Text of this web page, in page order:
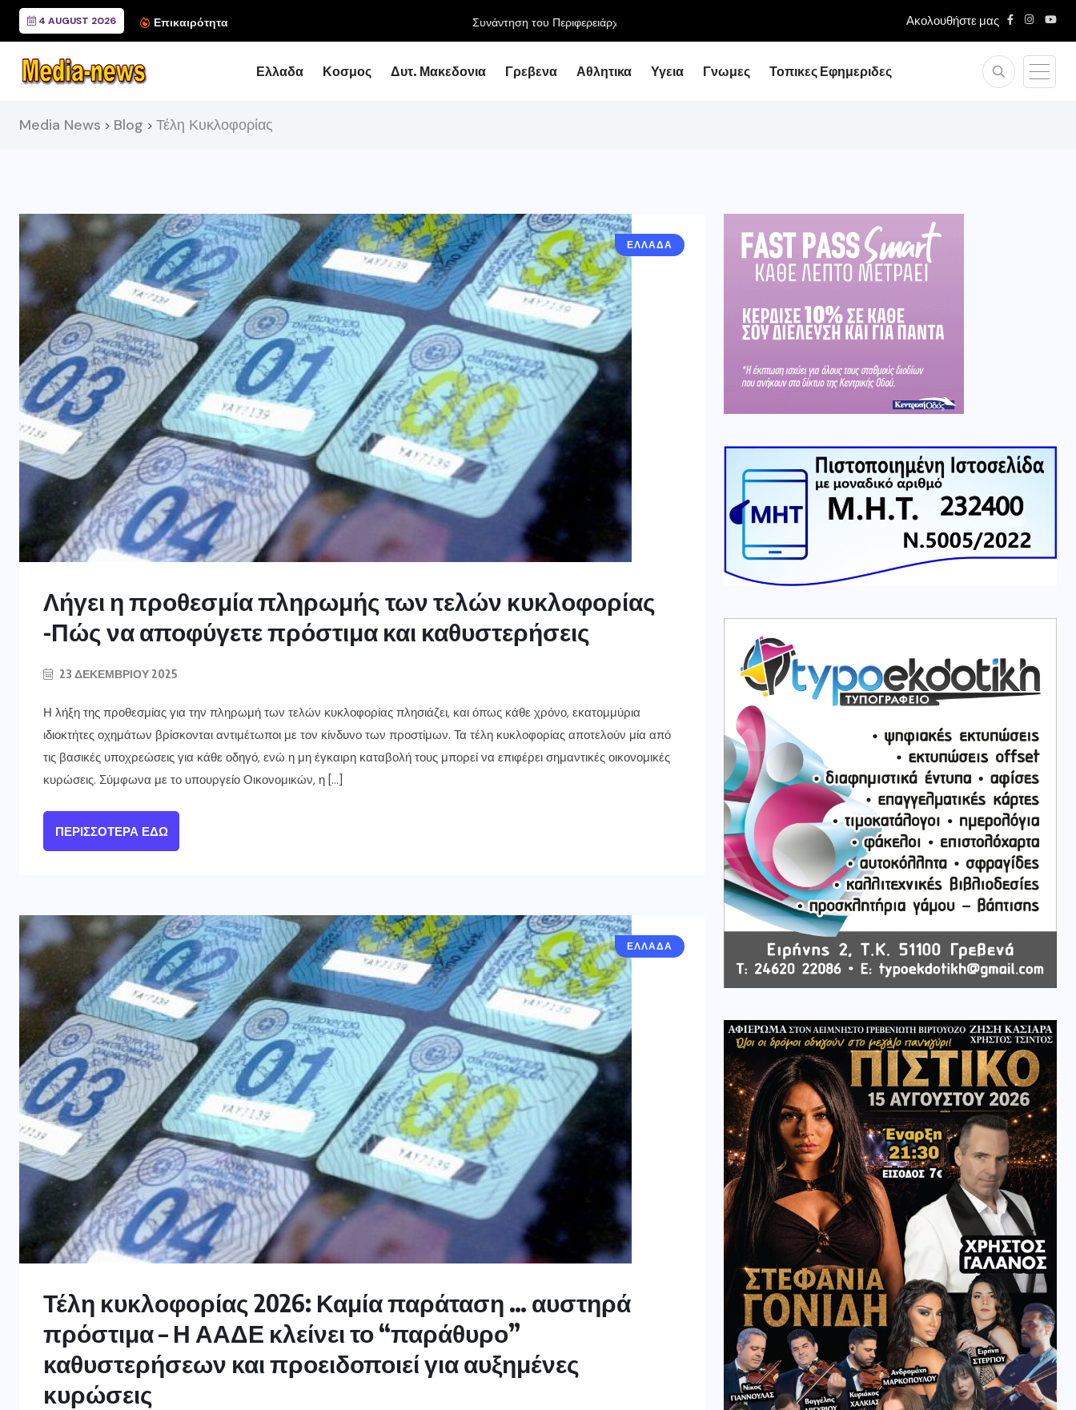
4 AUGUST 2026 Επικαιρότητα Συνάντηση του Περιφερειάρχη με τον Υφυπουργό Εθνικής Οικονομίας... Ακολουθήστε μας
Ελλαδα Κοσμος Δυτ. Μακεδονια Γρεβενα Αθλητικα Υγεια Γνωμες Τοπικες Εφημεριδες
Media News > Blog > Τέλη Κυκλοφορίας
ΕΛΛΑΔΑ
Λήγει η προθεσμία πληρωμής των τελών κυκλοφορίας
-Πώς να αποφύγετε πρόστιμα και καθυστερήσεις
23 ΔΕΚΕΜΒΡΊΟΥ 2025
Η λήξη της προθεσμίας για την πληρωμή των τελών κυκλοφορίας πλησιάζει, και όπως κάθε χρόνο, εκατομμύρια
ιδιοκτήτες οχημάτων βρίσκονται αντιμέτωποι με τον κίνδυνο των προστίμων. Τα τέλη κυκλοφορίας αποτελούν μία από
τις βασικές υποχρεώσεις για κάθε οδηγό, ενώ η μη έγκαιρη καταβολή τους μπορεί να επιφέρει σημαντικές οικονομικές
κυρώσεις. Σύμφωνα με το υπουργείο Οικονομικών, η […]
ΠΕΡΙΣΣΌΤΕΡΑ ΕΔΏ
ΕΛΛΑΔΑ
Τέλη κυκλοφορίας 2026: Καμία παράταση … αυστηρά
πρόστιμα – Η ΑΑΔΕ κλείνει το “παράθυρο”
καθυστερήσεων και προειδοποιεί για αυξημένες
κυρώσεις